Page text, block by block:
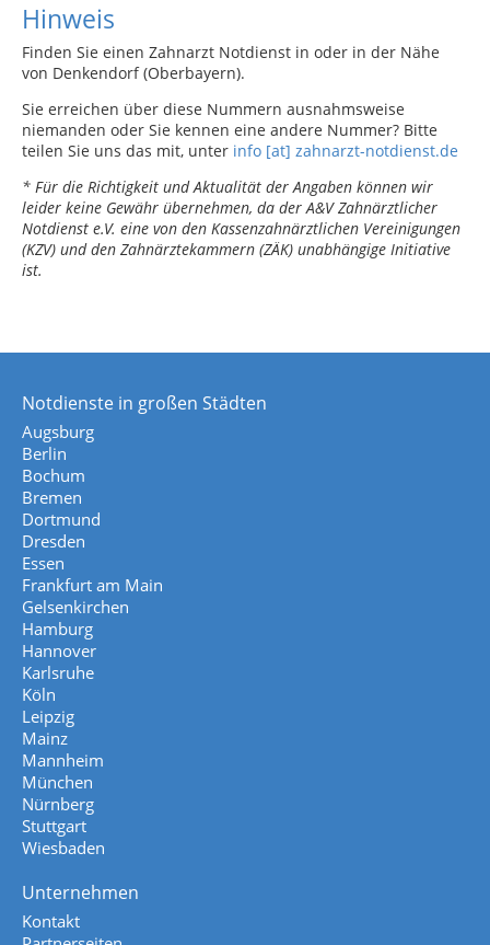
Hinweis
Finden Sie einen Zahnarzt Notdienst in oder in der Nähe
von Denkendorf (Oberbayern).
Sie erreichen über diese Nummern ausnahmsweise
niemanden oder Sie kennen eine andere Nummer? Bitte
teilen Sie uns das mit, unter info [at] zahnarzt-notdienst.de
* Für die Richtigkeit und Aktualität der Angaben können wir
leider keine Gewähr übernehmen, da der A&V Zahnärztlicher
Notdienst e.V. eine von den Kassenzahnärztlichen Vereinigungen
(KZV) und den Zahnärztekammern (ZÄK) unabhängige Initiative
ist.
Notdienste in großen Städten
Augsburg
Berlin
Bochum
Bremen
Dortmund
Dresden
Essen
Frankfurt am Main
Gelsenkirchen
Hamburg
Hannover
Karlsruhe
Köln
Leipzig
Mainz
Mannheim
München
Nürnberg
Stuttgart
Wiesbaden
Unternehmen
Kontakt